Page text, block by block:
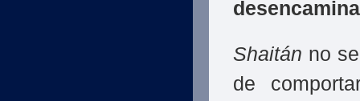
Shaitán no
de